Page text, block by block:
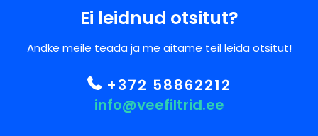
Ei leidnud otsitut?
Andke meile teada ja me aitame teil leida otsitut!
+372 58862212
info@veefiltrid.ee